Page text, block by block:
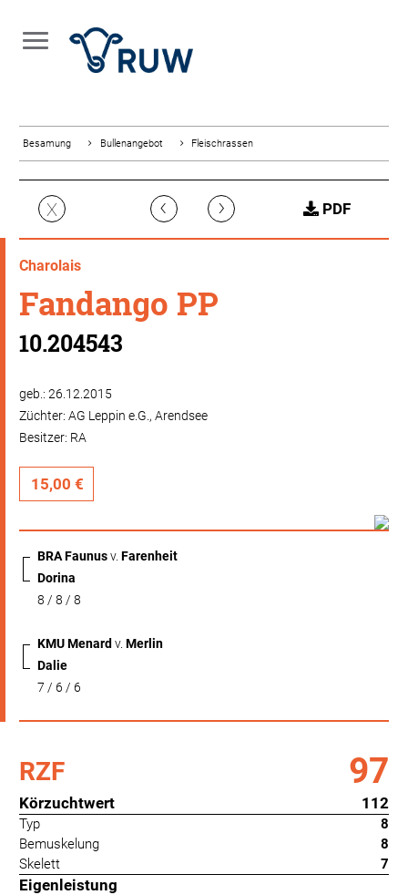
Besamung Bullenangebot Fleischrassen
X ‹ › PDF
Charolais
Fandango PP
10.204543
geb.: 26.12.2015
Züchter: AG Leppin e.G., Arendsee
Besitzer: RA
15,00 €
BRA Faunusv. Farenheit
Dorina
8 / 8 / 8
KMU Menard v. Merlin
Dalie
7 / 6 / 6
RZF 97
Körzuchtwert 112
Typ
8
Bemuskelung
8
Skelett
7
Eigenleistung